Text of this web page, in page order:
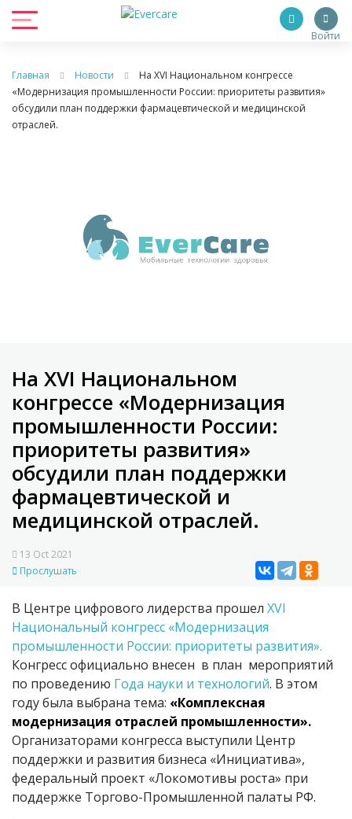
Войти
Главная Новости
На XVI Национальном конгрессе
«Модернизация промышленности России: приоритеты развития»
обсудили план поддержки фармацевтической и медицинской
отраслей.
На XVI Национальном
конгрессе «Модернизация
промышленности России:
приоритеты развития»
обсудили план поддержки
фармацевтической и
медицинской отраслей.
13 Oct 2021
Прослушать
В Центре цифрового лидерства прошел XVI
Национальный конгресс «Модернизация
промышленности России: приоритеты развития».
Конгресс официально внесен в план мероприятий
по проведению Года науки и технологий. В этом
году была выбрана тема: «Комплексная
модернизация отраслей промышленности».
Организаторами конгресса выступили Центр
поддержки и развития бизнеса «Инициатива»,
федеральный проект «Локомотивы роста» при
поддержке Торгово-Промышленной палаты РФ.